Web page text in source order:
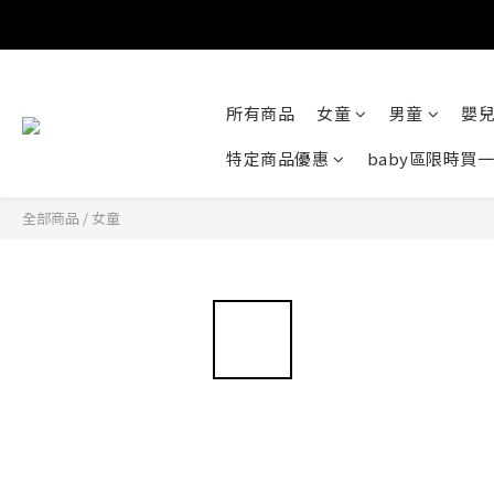
所有商品 女童 男童
嬰兒
特定商品優惠
baby區限時買
全部商品 / 女童